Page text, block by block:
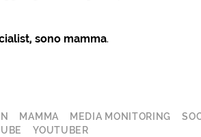
sono mamma.
MAMMA MEDIA MONITORING
YOUTUBER